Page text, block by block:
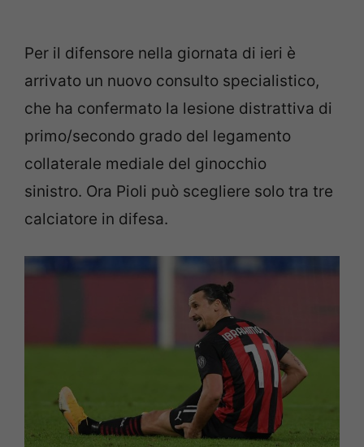
Per il difensore nella giornata di ieri è
arrivato un nuovo consulto specialistico,
che ha confermato la lesione distrattiva di
primo/secondo grado del legamento
collaterale mediale del ginocchio
sinistro. Ora Pioli può scegliere solo tra tre
calciatore in difesa.